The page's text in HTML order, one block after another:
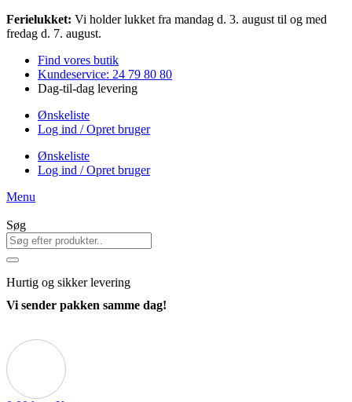
Videre
til
Ferielukket: Vi holder lukket fra mandag d. 3. august til og med
fredag d. 7. august.
Find vores butik
Kundeservice: 24 79 80 80
Dag-til-dag levering
Ønskeliste
Log ind / Opret bruger
Ønskeliste
Log ind / Opret bruger
Menu
Søg
Hurtig og sikker levering
Vi sender pakken samme dag!